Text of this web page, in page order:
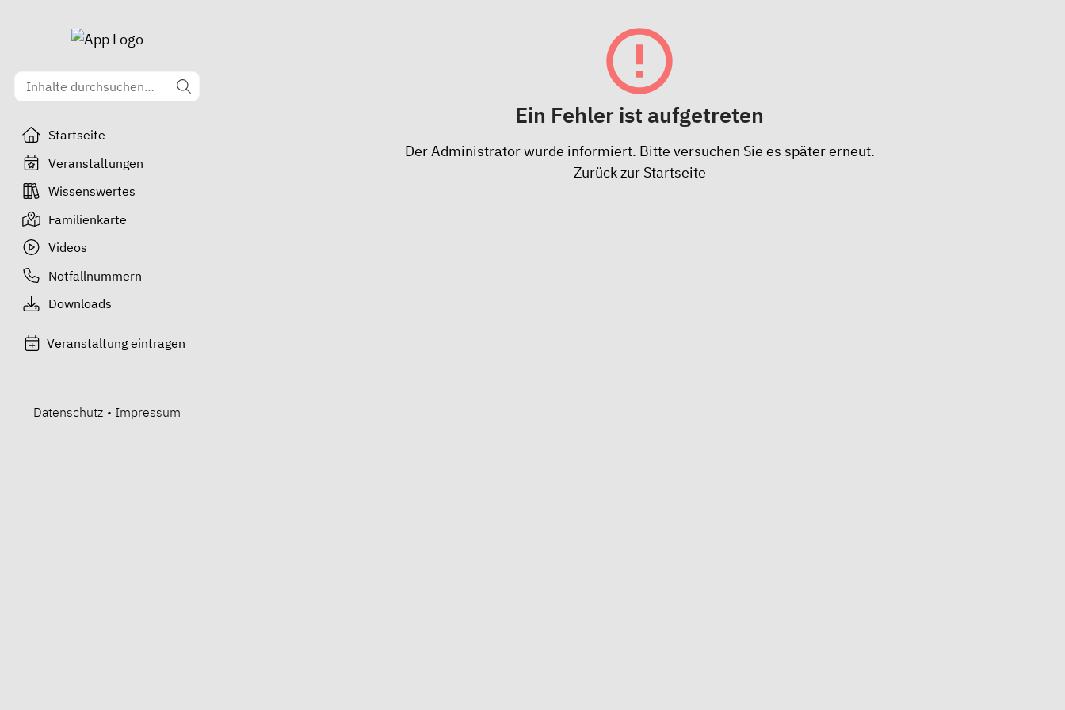
Startseite
Veranstaltungen
Wissenswertes
Familienkarte
Videos
Notfallnummern
Downloads
Veranstaltung eintragen
Datenschutz • Impressum
Ein Fehler ist aufgetreten
Der Administrator wurde informiert. Bitte versuchen Sie es später erneut.
Zurück zur Startseite